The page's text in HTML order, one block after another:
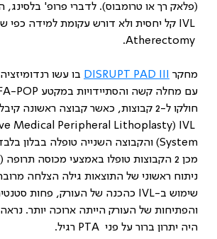
(פלאק רך או טרומבוס). לדברי פרופ' בלסינג,
IVL קל יחסית ולא דורש עקומת למידה כפי
Atherectomy
.
מחקר DISRUPT PAD III
עם מחלה קשה והסתיידויות במקטע POP
חולקו ל-2 קבוצות, כאשר קבוצה ראשונה קיבלה טיפול הכנה עם
IVL
(
Medical Peripheral Lithoplasty
System) והקבוצה השנייה טופלה בבלון
מכן 2 הקבוצות טופלו באמצעי מכוסה תרופה (
ניתוח ראשוני של התוצאות גילה הצלחה
שימוש ב-IVL
כהכנה של העורק, פחות
והפתיחות של העורק הייתה ארוכה יותר.
היה יתרון ברור על פני PTA רגיל.